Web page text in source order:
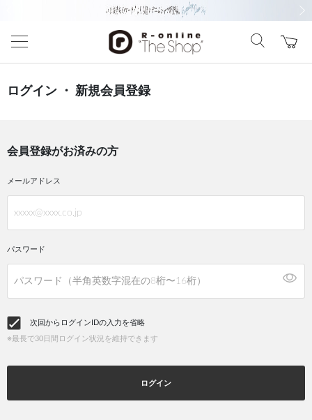
ログイン ・ 新規会員登録
会員登録がお済みの方
メールアドレス
パスワード
次回からログインIDの入力を省略
※最長で30日間ログイン状況を維持できます
ログイン